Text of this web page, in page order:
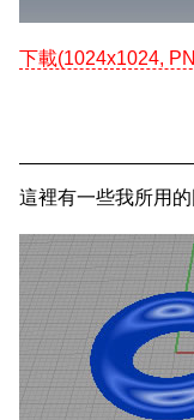
下載(1024x1024,
這裡有一些我所用的